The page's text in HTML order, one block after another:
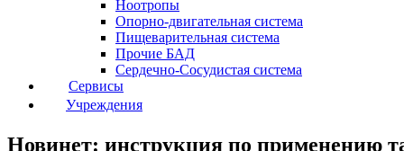
Ноотропы
Опорно-двигательная система
Пищеварительная система
Прочие БАД
Сердечно-Сосудистая система
Сервисы
Учреждения
Новинет: инструкция по применению